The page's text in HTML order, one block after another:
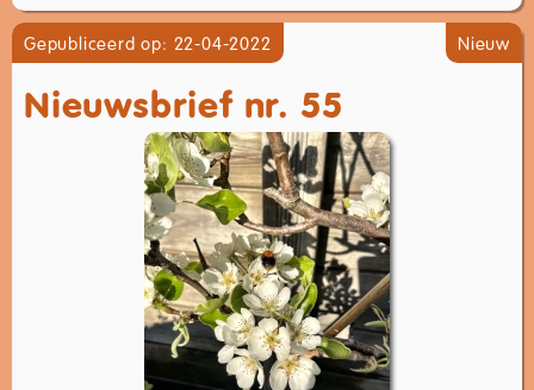
Gepubliceerd op: 22-04-2022 Nieuw
Nieuwsbrief nr. 55